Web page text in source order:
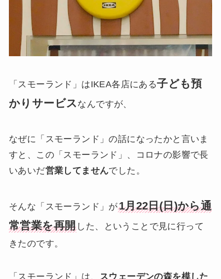
「スモーランド」はIKEA各店にある子ども預
かりサービス なんですが、
なぜに「スモーランド」の話になったかと言いま
すと、この「スモーランド」、コロナの影響で長
いあいだ営業してませんでした。
そんな「スモーランド」が1月22日(日)から通
常営業を再開 した、ということで見に行って
きたのです。
「スモーランド」は、 スウェーデンの森を模した